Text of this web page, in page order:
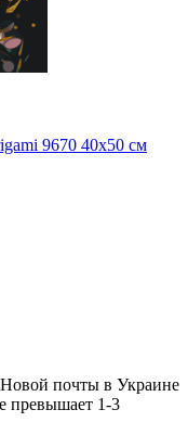
9670 40x50 см
Новой почты в Украине
превышает 1-3